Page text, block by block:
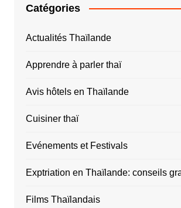
Catégories
Actualités Thaïlande
Apprendre à parler thaï
Avis hôtels en Thaïlande
Cuisiner thaï
Evénements et Festivals
Exptriation en Thaïlande: conseils
Films Thaïlandais